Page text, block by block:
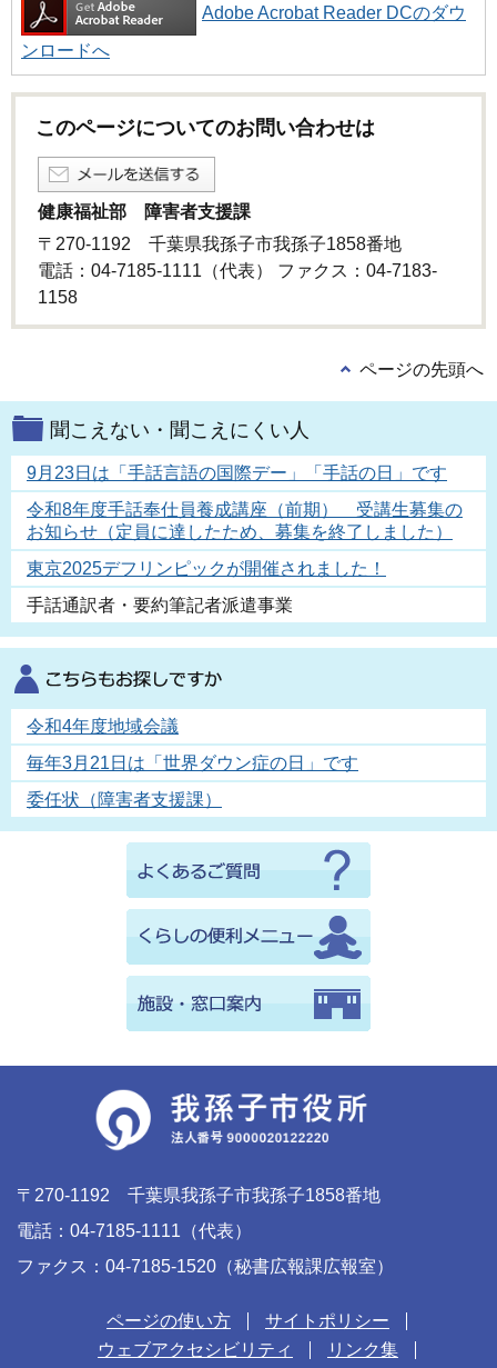
Adobe Acrobat Reader DCのダウ
ンロードへ
このページについてのお問い合わせは
健康福祉部 障害者支援課
〒270-1192 千葉県我孫子市我孫子1858番地
電話：04-7185-1111（代表） ファクス：04-7183-
1158
ページの先頭へ
聞こえない・聞こえにくい人
9月23日は「手話言語の国際デー」「手話の日」です
令和8年度手話奉仕員養成講座（前期） 受講生募集の
お知らせ（定員に達したため、募集を終了しました）
東京2025デフリンピックが開催されました！
手話通訳者・要約筆記者派遣事業
令和4年度地域会議
毎年3月21日は「世界ダウン症の日」です
委任状（障害者支援課）
〒270-1192 千葉県我孫子市我孫子1858番地
電話：04-7185-1111（代表）
ファクス：04-7185-1520（秘書広報課広報室）
ページの使い方
サイトポリシー
ウェブアクセシビリティ
リンク集